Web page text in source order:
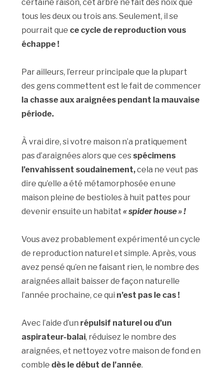
certaine raison, cet arbre ne fait des noix que
tous les deux ou trois ans. Seulement, il se
pourrait que ce cycle de reproduction vous
échappe !
Par ailleurs, l’erreur principale que la plupart
des gens commettent est le fait de commencer
la chasse aux araignées pendant la mauvaise
période.
À vrai dire, si votre maison n’a pratiquement
pas d’araignées alors que ces spécimens
l’envahissent soudainement,cela ne veut pas
dire qu’elle a été métamorphosée en une
maison pleine de bestioles à huit pattes pour
devenir ensuite un habitat« spider house » !
Vous avez probablement expérimenté un cycle
de reproduction naturel et simple. Après, vous
avez pensé qu’en ne faisant rien, le nombre des
araignées allait baisser de façon naturelle
l’année prochaine, ce qui n’est pas le cas !
Avec l’aide d’un répulsif naturel ou d’un
aspirateur-balai, réduisez le nombre des
araignées, et nettoyez votre maison de fond en
comble dès le début de l’année.